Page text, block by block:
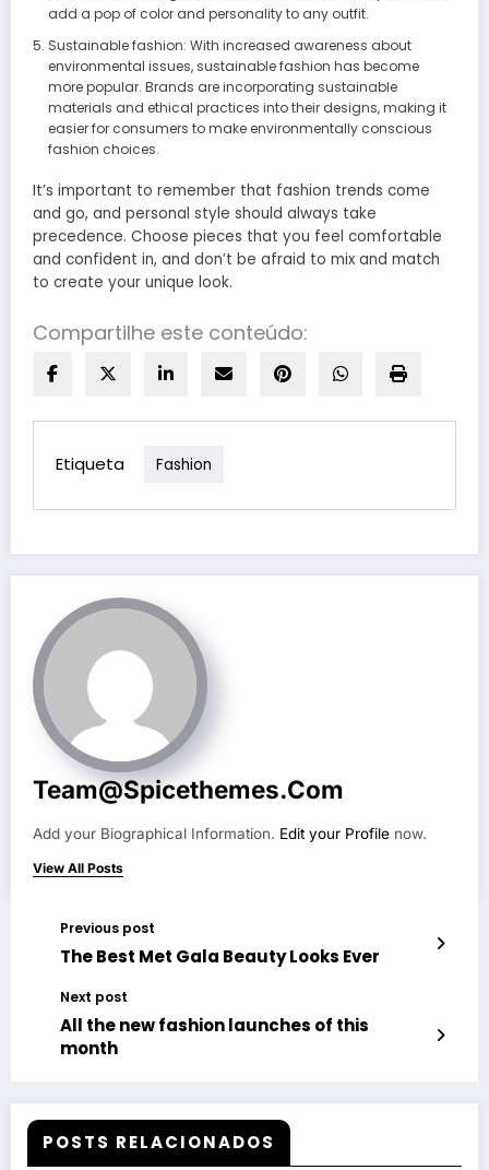
add a pop of color and personality to any outfit.
Sustainable fashion: With increased awareness about
environmental issues, sustainable fashion has become
more popular. Brands are incorporating sustainable
materials and ethical practices into their designs, making it
easier for consumers to make environmentally conscious
fashion choices.
It’s important to remember that fashion trends come
and go, and personal style should always take
precedence. Choose pieces that you feel comfortable
and confident in, and don’t be afraid to mix and match
to create your unique look.
Compartilhe este conteúdo:
Etiqueta Fashion
Team@spicethemes.com
Add your Biographical Information. Edit your Profile now.
View All Posts
Previous post
The Best Met Gala Beauty Looks Ever
Next post
All the new fashion launches of this
month
POSTS RELACIONADOS